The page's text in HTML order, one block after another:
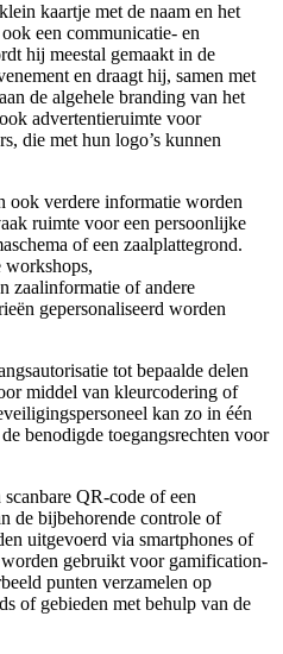
kaartje met de naam en het
een communicatie- en
hij meestal gemaakt in de
en draagt hij, samen met
de algehele branding van het
advertentieruimte voor
die met hun logo’s kunnen
ook verdere informatie worden
ruimte voor een persoonlijke
of een zaalplattegrond.
workshops,
zaalinformatie of andere
gepersonaliseerd worden
tot bepaalde delen
middel van kleurcodering of
kan zo in één
benodigde toegangsrechten voor
QR-code of een
de bijbehorende controle of
uitgevoerd via smartphones of
gebruikt voor gamification-
punten verzamelen op
of gebieden met behulp van de